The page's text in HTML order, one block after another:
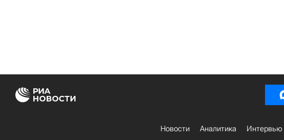
Новости Аналитика Интервью